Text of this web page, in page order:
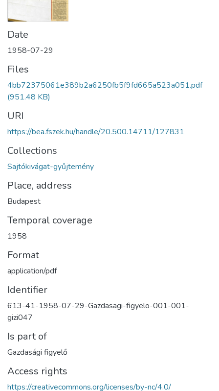
Date
1958-07-29
Files
4bb72375061e389b2a6250fb5f9fd665a523a051.pdf
(951.48 KB)
URI
https://bea.fszek.hu/handle/20.500.14711/127831
Collections
Sajtókivágat-gyűjtemény
Place, address
Budapest
Temporal coverage
1958
Format
application/pdf
Identifier
613-41-1958-07-29-Gazdasagi-figyelo-001-001-
gizi047
Is part of
Gazdasági figyelő
Access rights
https://creativecommons.org/licenses/by-nc/4.0/